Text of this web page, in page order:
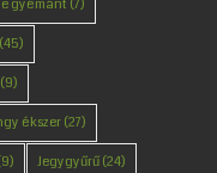
gyémánt (7)
ékszer(27)
Jegygyűrű(24)